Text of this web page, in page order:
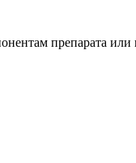
препарата